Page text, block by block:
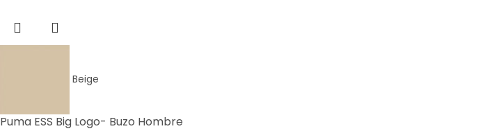
Beige
Puma ESS Big Logo- Buzo Hombre